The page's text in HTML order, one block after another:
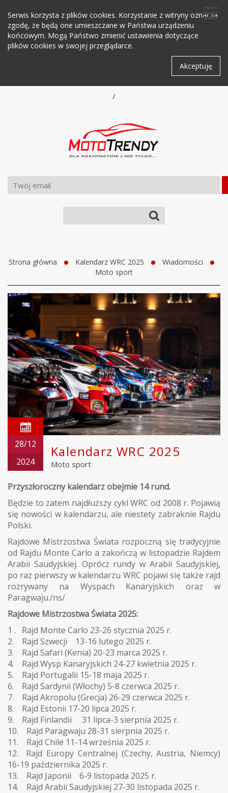
Serwis korzysta z plików cookies. Korzystanie z witryny oznacza
zgodę, że będą one umieszczane w Państwa urządzeniu
końcowym. Mogą Państwo zmienić ustawienia dotyczące
plików cookies w swojej przeglądarce.
Akceptuję
/
Strona główna Kalendarz WRC 2025
Wiadomości
Moto sport
28/12
2024
Kalendarz WRC 2025
Moto sport
Przyszłoroczny kalendarz obejmie 14 rund.
Będzie to zatem najdłuższy cykl WRC od 2008 r. Pojawią
się nowości w kalendarzu, ale niestety zabraknie Rajdu
Polski.
Rajdowe Mistrzostwa Świata rozpoczną się tradycyjnie
od Rajdu Monte Carlo a zakończą w listopadzie Rajdem
Arabii Saudyjskiej. Oprócz rundy w Arabii Saudyjskiej,
po raz pierwszy w kalendarzu WRC pojawi się także rajd
rozrywany na Wyspach Kanaryjskich oraz w
Paragwaju./ns/
Rajdowe Mistrzostwa Świata 2025:
1 . Rajd Monte Carlo 23-26 stycznia 2025 r.
2. Rajd Szwecji 13-16 lutego 2025 r.
3. Rajd Safari (Kenia) 20-23 marca 2025 r.
4. Rajd Wysp Kanaryjskich 24-27 kwietnia 2025 r.
5. Rajd Portugalii 15-18 maja 2025 r.
6. Rajd Sardynii (Włochy) 5-8 czerwca 2025 r.
7. Rajd Akropolu (Grecja) 26-29 czerwca 2025 r.
8. Rajd Estonii 17-20 lipca 2025 r.
9. Rajd Finlandii 31 lipca-3 sierpnia 2025 r.
10. Rajd Paragwaju 28-31 sierpnia 2025 r.
11. Rajd Chile 11-14 września 2025 r.
12. Rajd Europy Centralnej (Czechy, Austria, Niemcy)
16-19 października 2025 r.
13. Rajd Japonii 6-9 listopada 2025 r.
14. Rajd Arabii Saudyjskiej 27-30 listopada 2025 r.